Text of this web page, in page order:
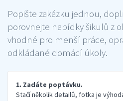
Popište zakázku jednou,
porovnejte nabídky šikulů z
vhodné pro menší práce,
odkládané domácí úkoly.
1. Zadáte poptávku.
Stačí několik detailů, fotka je